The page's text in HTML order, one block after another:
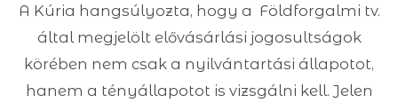
A Kúria hangsúlyozta, hogy a Földforgalmi tv.
által megjelölt elővásárlási jogosultságok
körében nem csak a nyilvántartási állapotot,
hanem a tényállapotot is vizsgálni kell. Jelen